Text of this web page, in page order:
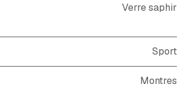
Verre saphir
Sport
Montres